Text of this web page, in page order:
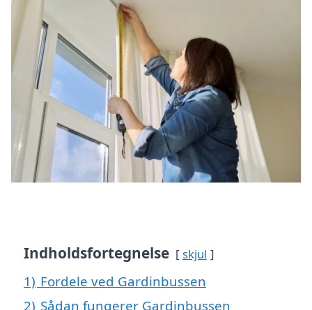
Indholdsfortegnelse skjul
1) Fordele ved Gardinbussen
2) Sådan fungerer Gardinbussen